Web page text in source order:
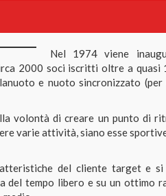
Nel 1974 viene
2000 soci iscritti oltre a quasi
e nuoto sincronizzato
volontà di creare un punto di
varie attività, siano esse
del cliente target e
del tempo libero e su un ottimo